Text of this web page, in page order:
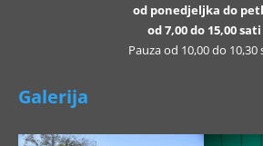
od ponedjeljka do
od 7,00 do 15,00 sati
Pauza od 10,00 do 10,30
Galerija